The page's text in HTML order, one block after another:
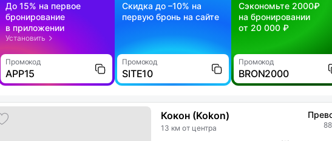
До 15% на первое
бронирование
в приложении
Установить
Промокод
APP15
Скидка до –10% на
первую бронь на сайте
Промокод
SITE10
Сэкономьте 2000₽
на бронировании
от 20 000 ₽
Промокод
BRON2000
Кокон (Kokon)
13 км от центра